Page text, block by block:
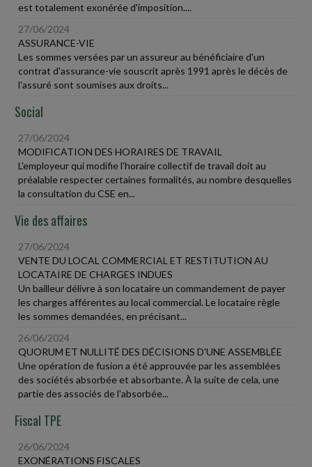
est totalement exonérée d'imposition....
27/06/2024
ASSURANCE-VIE
Les sommes versées par un assureur au bénéficiaire d'un
contrat d'assurance-vie souscrit après 1991 après le décès de
l'assuré sont soumises aux droits...
Social
27/06/2024
MODIFICATION DES HORAIRES DE TRAVAIL
L'employeur qui modifie l'horaire collectif de travail doit au
préalable respecter certaines formalités, au nombre desquelles
la consultation du CSE en...
Vie des affaires
27/06/2024
VENTE DU LOCAL COMMERCIAL ET RESTITUTION AU
LOCATAIRE DE CHARGES INDUES
Un bailleur délivre à son locataire un commandement de payer
les charges afférentes au local commercial. Le locataire règle
les sommes demandées, en précisant...
26/06/2024
QUORUM ET NULLITÉ DES DÉCISIONS D'UNE ASSEMBLÉE
Une opération de fusion a été approuvée par les assemblées
des sociétés absorbée et absorbante. À la suite de cela, une
partie des associés de l'absorbée...
Fiscal TPE
26/06/2024
EXONÉRATIONS FISCALES